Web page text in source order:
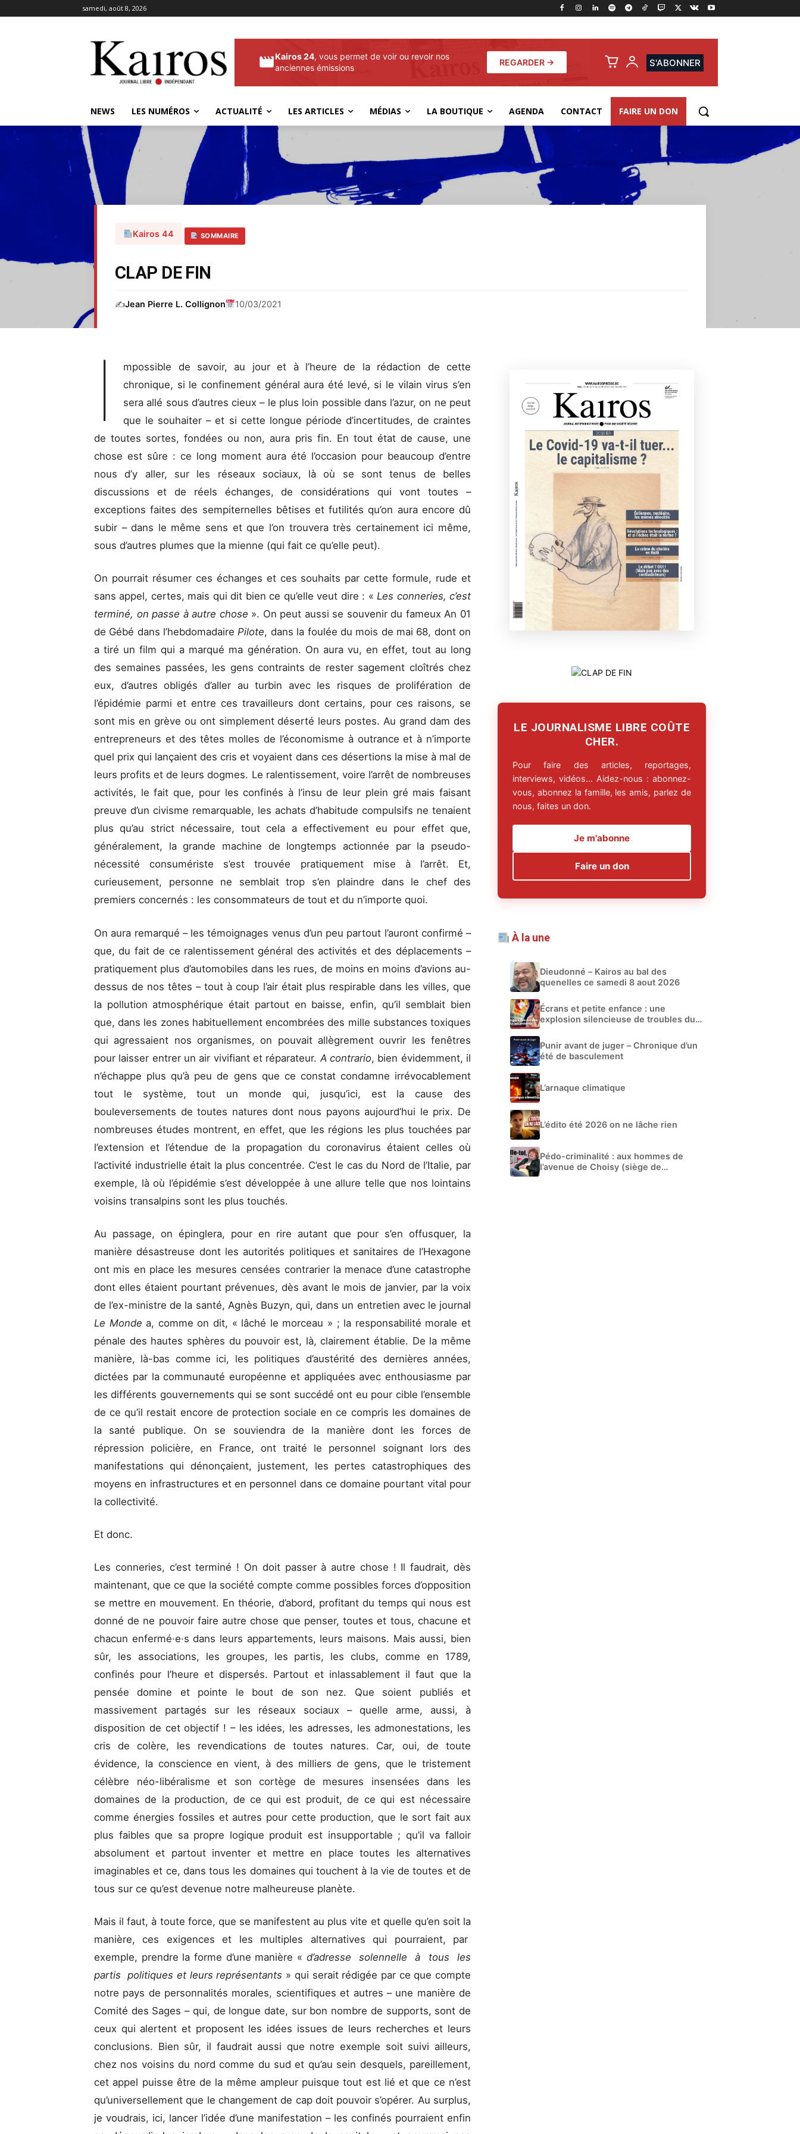
samedi, août 8, 2026
Kairos 24, vous permet de voir ou revoir nos
anciennes émissions
REGARDER → S'ABONNER
NEWS LES NUMÉROS ACTUALITÉ LES ARTICLES MÉDIAS LA BOUTIQUE AGENDA CONTACT FAIRE UN DON
Kairos 44 SOMMAIRE
CLAP DE FIN
✍️Jean Pierre L. Collignon 10/03/2021
I
mpossible de savoir, au jour et à l’heure de la rédaction de cette
chronique, si le confinement général aura été levé, si le vilain virus s’en
sera allé sous d’autres cieux – le plus loin possible dans l’azur, on ne peut
que le souhaiter – et si cette longue période d’incertitudes, de craintes
de toutes sortes, fondées ou non, aura pris fin. En tout état de cause, une
chose est sûre : ce long moment aura été l’occasion pour beaucoup d’entre
nous d’y aller, sur les réseaux sociaux, là où se sont tenus de belles
discussions et de réels échanges, de considérations qui vont toutes –
exceptions faites des sempiternelles bêtises et futilités qu’on aura encore dû
subir – dans le même sens et que l’on trouvera très certainement ici même,
sous d’autres plumes que la mienne (qui fait ce qu’elle peut).
On pourrait résumer ces échanges et ces souhaits par cette formule, rude et
sans appel, certes, mais qui dit bien ce qu’elle veut dire : «Les conneries, c’est
terminé, on passe à autre chose ». On peut aussi se souvenir du fameux An 01
de Gébé dans l’hebdomadairePilote, dans la foulée du mois de mai 68, dont on
a tiré un film qui a marqué ma génération. On aura vu, en effet, tout au long
des semaines passées, les gens contraints de rester sagement cloîtrés chez
eux, d’autres obligés d’aller au turbin avec les risques de prolifération de
l’épidémie parmi et entre ces travailleurs dont certains, pour ces raisons, se
sont mis en grève ou ont simplement déserté leurs postes. Au grand dam des
entrepreneurs et des têtes molles de l’économisme à outrance et à n’importe
quel prix qui lançaient des cris et voyaient dans ces désertions la mise à mal de
leurs profits et de leurs dogmes. Le ralentissement, voire l’arrêt de nombreuses
activités, le fait que, pour les confinés à l’insu de leur plein gré mais faisant
preuve d’un civisme remarquable, les achats d’habitude compulsifs ne tenaient
plus qu’au strict nécessaire, tout cela a effectivement eu pour effet que,
généralement, la grande machine de longtemps actionnée par la pseudo-
nécessité consumériste s’est trouvée pratiquement mise à l’arrêt. Et,
curieusement, personne ne semblait trop s’en plaindre dans le chef des
premiers concernés : les consommateurs de tout et du n’importe quoi.
On aura remarqué – les témoignages venus d’un peu partout l’auront confirmé –
que, du fait de ce ralentissement général des activités et des déplacements –
pratiquement plus d’automobiles dans les rues, de moins en moins d’avions au-
dessus de nos têtes – tout à coup l’air était plus respirable dans les villes, que
la pollution atmosphérique était partout en baisse, enfin, qu’il semblait bien
que, dans les zones habituellement encombrées des mille substances toxiques
qui agressaient nos organismes, on pouvait allègrement ouvrir les fenêtres
pour laisser entrer un air vivifiant et réparateur. A contrario, bien évidemment, il
n’échappe plus qu’à peu de gens que ce constat condamne irrévocablement
tout le système, tout un monde qui, jusqu’ici, est la cause des
bouleversements de toutes natures dont nous payons aujourd’hui le prix. De
nombreuses études montrent, en effet, que les régions les plus touchées par
l’extension et l’étendue de la propagation du coronavirus étaient celles où
l’activité industrielle était la plus concentrée. C’est le cas du Nord de l’Italie, par
exemple, là où l’épidémie s’est développée à une allure telle que nos lointains
voisins transalpins sont les plus touchés.
Au passage, on épinglera, pour en rire autant que pour s’en offusquer, la
manière désastreuse dont les autorités politiques et sanitaires de l’Hexagone
ont mis en place les mesures censées contrarier la menace d’une catastrophe
dont elles étaient pourtant prévenues, dès avant le mois de janvier, par la voix
de l’ex-ministre de la santé, Agnès Buzyn, qui, dans un entretien avec le journal
Le Monde a, comme on dit, « lâché le morceau » ; la responsabilité morale et
pénale des hautes sphères du pouvoir est, là, clairement établie. De la même
manière, là-bas comme ici, les politiques d’austérité des dernières années,
dictées par la communauté européenne et appliquées avec enthousiasme par
les différents gouvernements qui se sont succédé ont eu pour cible l’ensemble
de ce qu’il restait encore de protection sociale en ce compris les domaines de
la santé publique. On se souviendra de la manière dont les forces de
répression policière, en France, ont traité le personnel soignant lors des
manifestations qui dénonçaient, justement, les pertes catastrophiques des
moyens en infrastructures et en personnel dans ce domaine pourtant vital pour
la collectivité.
Et donc.
Les conneries, c’est terminé ! On doit passer à autre chose ! Il faudrait, dès
maintenant, que ce que la société compte comme possibles forces d’opposition
se mettre en mouvement. En théorie, d’abord, profitant du temps qui nous est
donné de ne pouvoir faire autre chose que penser, toutes et tous, chacune et
chacun enfermé·e·s dans leurs appartements, leurs maisons. Mais aussi, bien
sûr, les associations, les groupes, les partis, les clubs, comme en 1789,
confinés pour l’heure et dispersés. Partout et inlassablement il faut que la
pensée domine et pointe le bout de son nez. Que soient publiés et
massivement partagés sur les réseaux sociaux – quelle arme, aussi, à
disposition de cet objectif ! – les idées, les adresses, les admonestations, les
cris de colère, les revendications de toutes natures. Car, oui, de toute
évidence, la conscience en vient, à des milliers de gens, que le tristement
célèbre néo-libéralisme et son cortège de mesures insensées dans les
domaines de la production, de ce qui est produit, de ce qui est nécessaire
comme énergies fossiles et autres pour cette production, que le sort fait aux
plus faibles que sa propre logique produit est insupportable ; qu’il va falloir
absolument et partout inventer et mettre en place toutes les alternatives
imaginables et ce, dans tous les domaines qui touchent à la vie de toutes et de
tous sur ce qu’est devenue notre malheureuse planète.
Mais il faut, à toute force, que se manifestent au plus vite et quelle qu’en soit la
manière, ces exigences et les multiples alternatives qui pourraient, par
exemple, prendre la forme d’une manière « d’adresse solennelle à tous les
partis politiques et leurs représentants » qui serait rédigée par ce que compte
notre pays de personnalités morales, scientifiques et autres – une manière de
Comité des Sages – qui, de longue date, sur bon nombre de supports, sont de
ceux qui alertent et proposent les idées issues de leurs recherches et leurs
conclusions. Bien sûr, il faudrait aussi que notre exemple soit suivi ailleurs,
chez nos voisins du nord comme du sud et qu’au sein desquels, pareillement,
cet appel puisse être de la même ampleur puisque tout est lié et que ce n’est
qu’universellement que le changement de cap doit pouvoir s’opérer. Au surplus,
je voudrais, ici, lancer l’idée d’une manifestation – les confinés pourraient enfin
LE JOURNALISME LIBRE COÛTE
CHER.
Pour faire des articles, reportages,
interviews, vidéos… Aidez-nous : abonnez-
vous, abonnez la famille, les amis, parlez de
nous, faites un don.
Je m'abonne
Faire un don
À la une
Dieudonné – Kairos au bal des
quenelles ce samedi 8 aout 2026
Écrans et petite enfance : une
explosion silencieuse de troubles du
Punir avant de juger – Chronique d’un
été de basculement
L’arnaque climatique
L’édito été 2026 on ne lâche rien
Pédo-criminalité : aux hommes de
l’avenue de Choisy (siège de